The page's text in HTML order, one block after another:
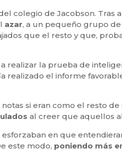
colegio de Jacobson. Tras
azar, a un pequeño grupo
que el resto y que,
realizar la prueba de
realizado el informe
si eran como el resto
al creer que aquellos
en que
este modo, poniendo más